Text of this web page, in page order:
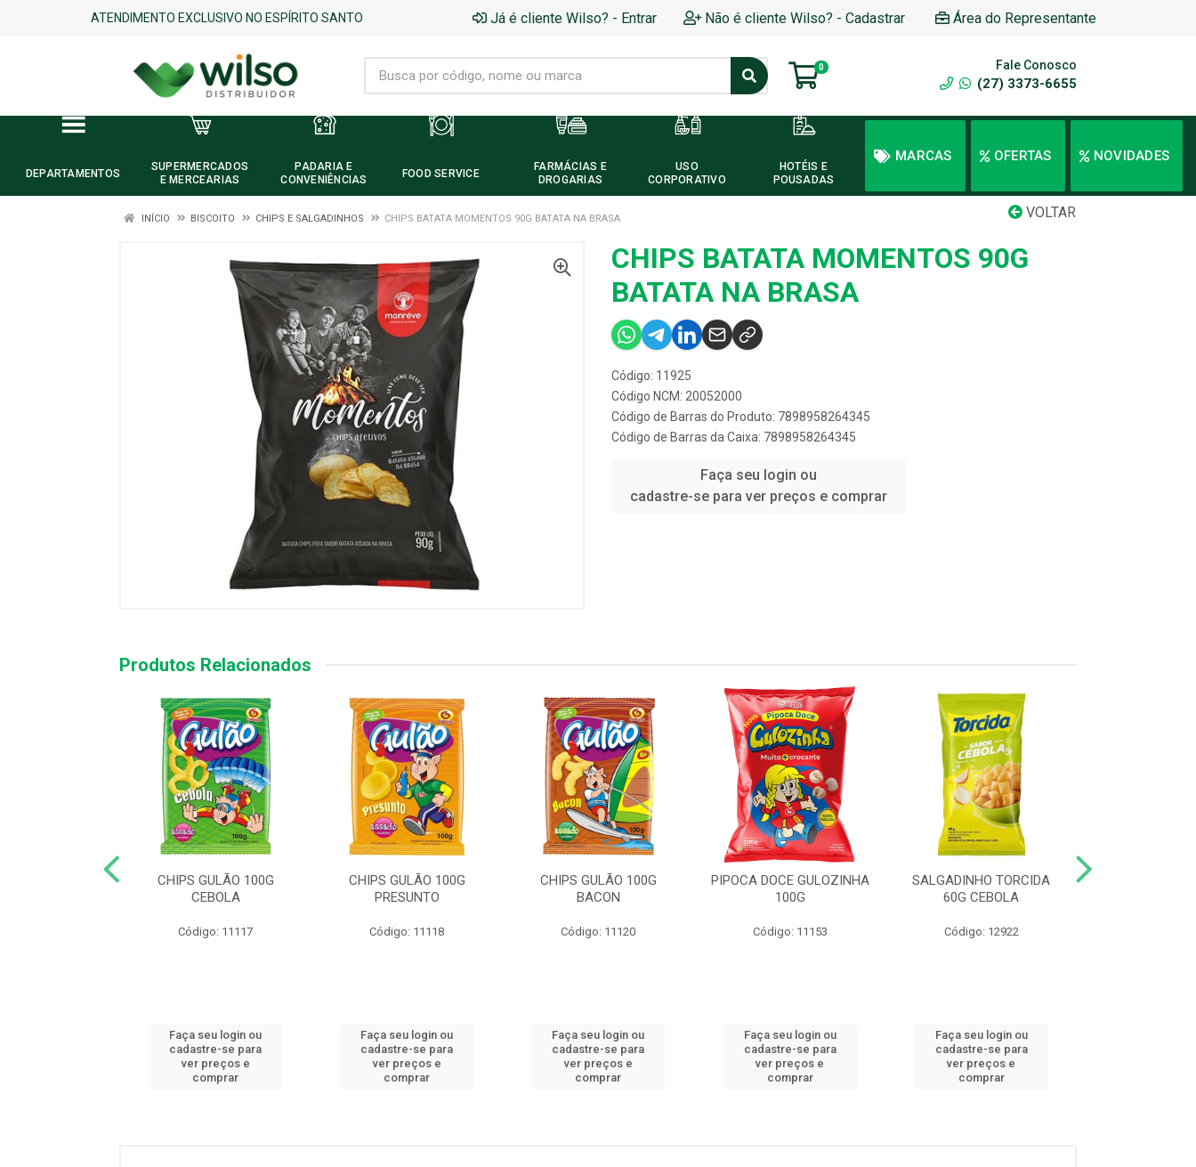
ATENDIMENTO EXCLUSIVO NO ESPÍRITO SANTO Já é cliente Wilso? - Entrar Não é cliente Wilso? - Cadastrar Área do Representante
0 Fale Conosco
(27) 3373-6655
DEPARTAMENTOS
SUPERMERCADOS
E MERCEARIAS
PADARIA E
CONVENIÊNCIAS
FOOD SERVICE
FARMÁCIAS E
DROGARIAS
USO
CORPORATIVO
HOTÉIS E
POUSADAS
MARCAS OFERTAS NOVIDADES
VOLTAR
INÍCIO BISCOITO CHIPS E SALGADINHOS CHIPS BATATA MOMENTOS 90G BATATA NA BRASA
CHIPS BATATA MOMENTOS 90G
BATATA NA BRASA
Código: 11925
Código NCM: 20052000
Código de Barras do Produto: 7898958264345
Código de Barras da Caixa: 7898958264345
Faça seu login ou
cadastre-se para ver preços e comprar
Produtos Relacionados
CHIPS GULÃO 100G
CEBOLA
Código: 11117
Faça seu login ou
cadastre-se para
ver preços e
comprar
CHIPS GULÃO 100G
PRESUNTO
Código: 11118
Faça seu login ou
cadastre-se para
ver preços e
comprar
CHIPS GULÃO 100G
BACON
Código: 11120
Faça seu login ou
cadastre-se para
ver preços e
comprar
PIPOCA DOCE GULOZINHA
100G
Código: 11153
Faça seu login ou
cadastre-se para
ver preços e
comprar
SALGADINHO TORCIDA
60G CEBOLA
Código: 12922
Faça seu login ou
cadastre-se para
ver preços e
comprar